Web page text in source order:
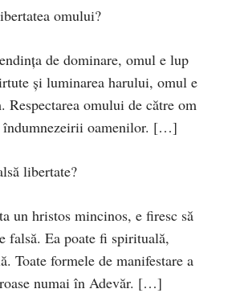
omului?
de dominare, omul e lup
şi luminarea harului, omul e
Respectarea omului de către om
îndumnezeirii oamenilor. […]
libertate?
un hristos mincinos, e firesc să
falsă. Ea poate fi spirituală,
Toate formele de manifestare a
numai în Adevăr. […]